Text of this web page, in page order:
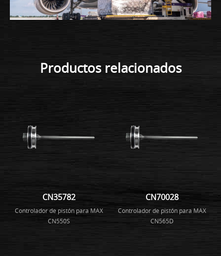
Productos relacionados
CN35782
Controlador de pistón para MAX
CN550S
CN70028
Controlador de pistón para MAX
CN565D